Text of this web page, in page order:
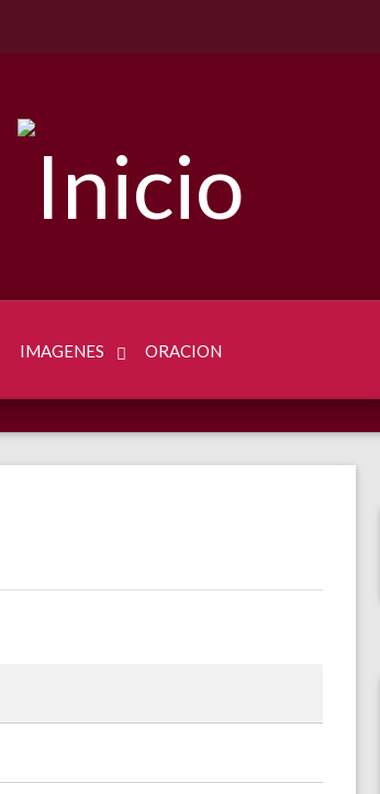
IMAGENES ORACION